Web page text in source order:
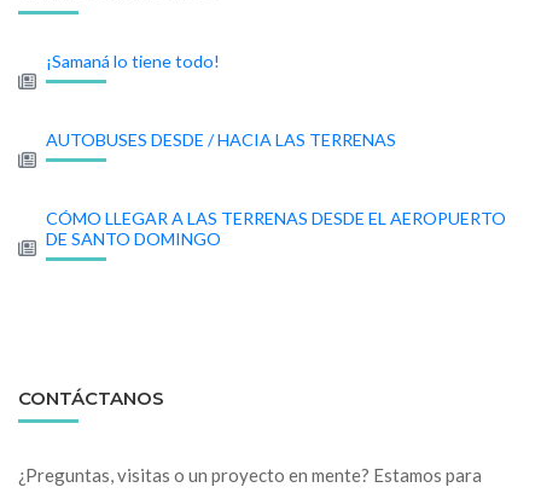
¡Samaná lo tiene todo!
AUTOBUSES DESDE / HACIA LAS TERRENAS
CÓMO LLEGAR A LAS TERRENAS DESDE EL AEROPUERTO
DE SANTO DOMINGO
CONTÁCTANOS
¿Preguntas, visitas o un proyecto en mente? Estamos para